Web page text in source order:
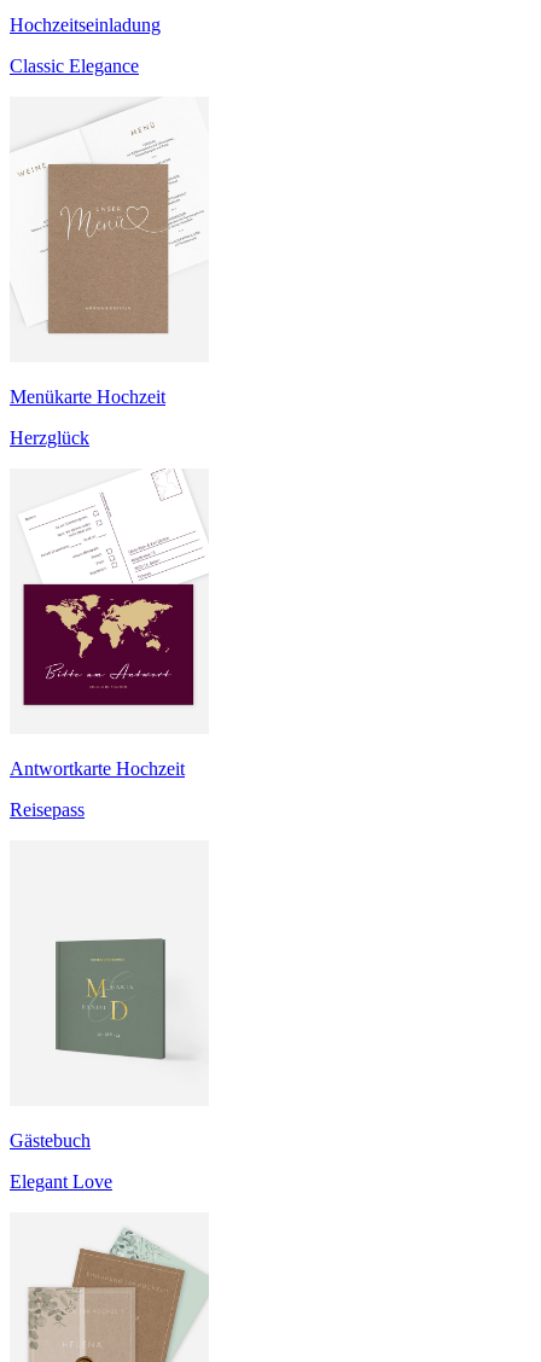
Hochzeitseinladung
Classic Elegance
Menükarte Hochzeit
Herzglück
Antwortkarte Hochzeit
Reisepass
Gästebuch
Elegant Love